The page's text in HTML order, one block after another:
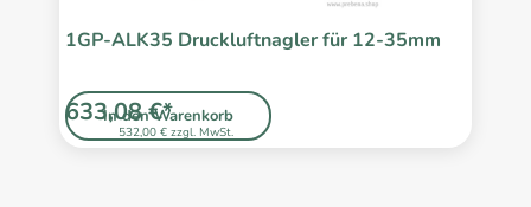
1GP-ALK35 Druckluftnagler für 12-35mm
In den Warenkorb
532,00 € zzgl. MwSt.
633,08 €*